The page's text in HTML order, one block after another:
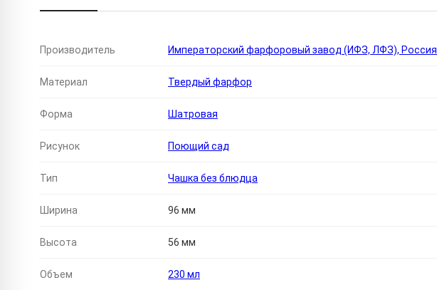
Производитель Императорский фарфоровый завод (ИФЗ, ЛФЗ), Россия
Материал Твердый фарфор
Форма Шатровая
Рисунок Поющий сад
Тип Чашка без блюдца
Ширина 96 мм
Высота 56 мм
Объем 230 мл